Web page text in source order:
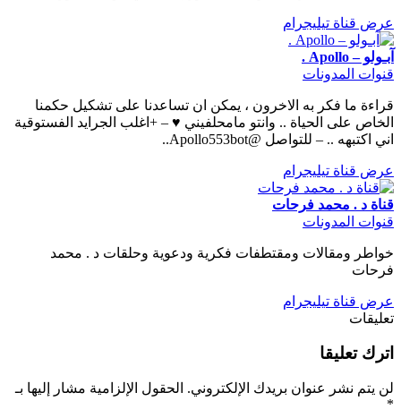
عرض قناة تيليجرام
آبـولو – Apollo .
قنوات المدونات
قراءة ما فكر به الاخرون ، يمكن ان تساعدنا على تشكيل حكمنا
الخاص على الحياة .. وانتو مامحلفيني ♥️ – +اغلب الجرايد الفستوقية
اني اكتبهه .. – للتواصل @Apollo553bot..
عرض قناة تيليجرام
قناة د . محمد فرحات
قنوات المدونات
خواطر ومقالات ومقتطفات فكرية ودعوية وحلقات د . محمد
فرحات
عرض قناة تيليجرام
تعليقات
اترك تعليقا
لن يتم نشر عنوان بريدك الإلكتروني. الحقول الإلزامية مشار إليها بـ
*